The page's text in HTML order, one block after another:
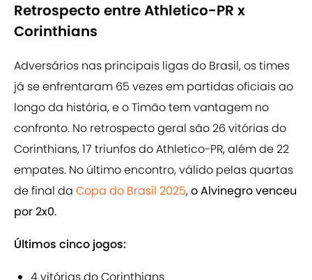
Retrospecto entre Athletico-PR x
Corinthians
Adversários nas principais ligas do Brasil, os times
já se enfrentaram 65 vezes em partidas oficiais ao
longo da história, e o Timão tem vantagem no
confronto. No retrospecto geral são 26 vitórias do
Corinthians, 17 triunfos do Athletico-PR, além de 22
empates. No último encontro, válido pelas quartas
de final da Copa do Brasil 2025,o Alvinegro venceu
por 2x0.
Últimos cinco jogos: